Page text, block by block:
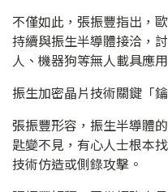
不僅如此，張振豐指出，
持續與振生半導體接洽，
人、機器狗等無人載具應
振生加密晶片技術關鍵「
張振豐形容，振生半導體
匙變不見，有心人士根本
技術仿造或側錄攻擊。